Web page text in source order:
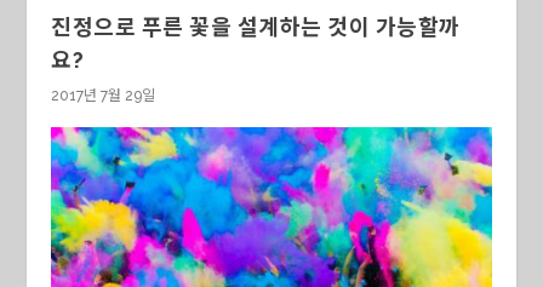
진정으로 푸른 꽃을 설계하는 것이 가능할까
요?
2017년 7월 29일